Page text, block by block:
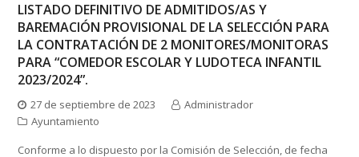
LISTADO DEFINITIVO DE ADMITIDOS/AS Y
BAREMACIÓN PROVISIONAL DE LA SELECCIÓN PARA
LA CONTRATACIÓN DE 2 MONITORES/MONITORAS
PARA “COMEDOR ESCOLAR Y LUDOTECA INFANTIL
2023/2024”.
27 de septiembre de 2023
Administrador
Ayuntamiento
Conforme a lo dispuesto por la Comisión de Selección, de fecha